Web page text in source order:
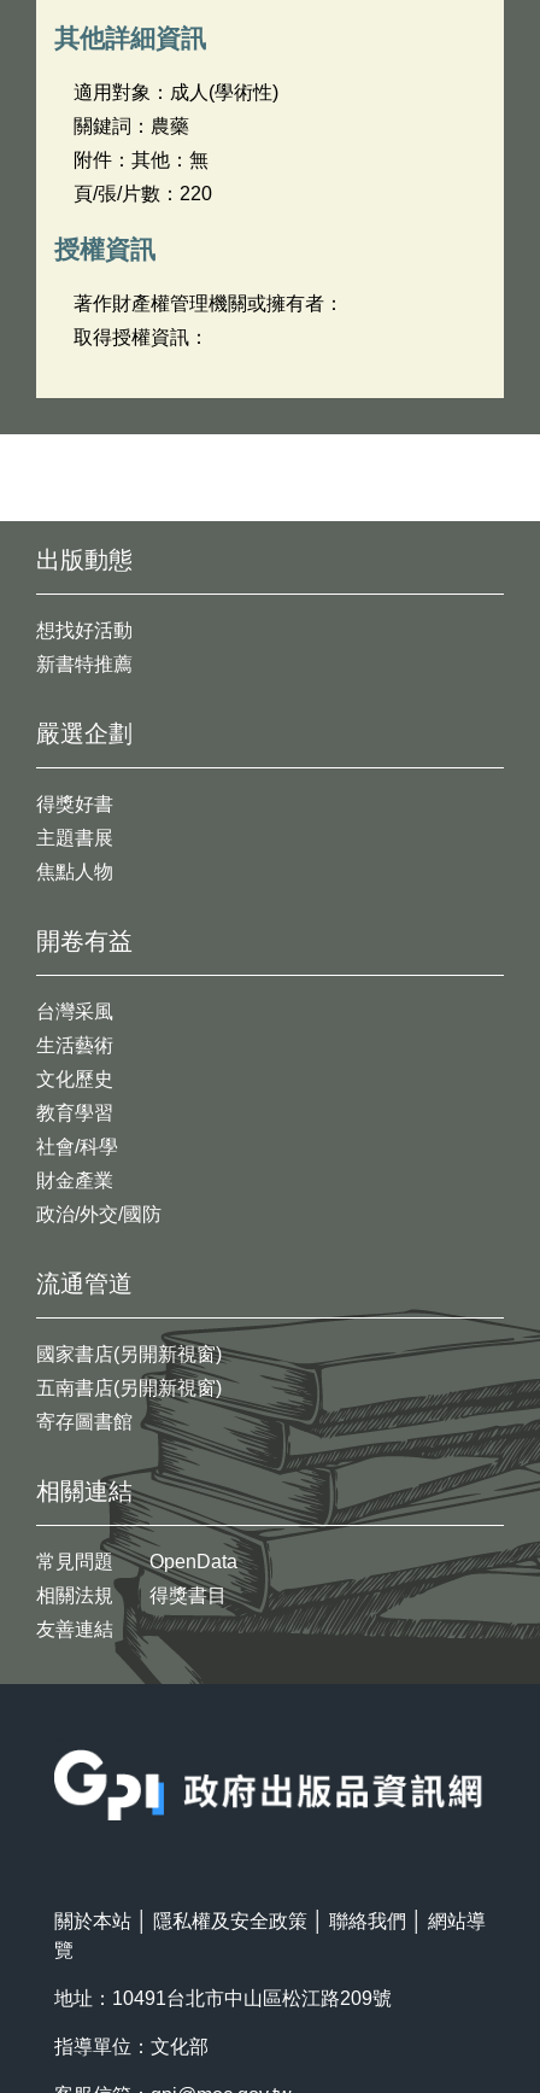
其他詳細資訊
適用對象：成人(學術性)
關鍵詞：農藥
附件：其他：無
頁/張/片數：220
授權資訊
著作財產權管理機關或擁有者：
取得授權資訊：
出版動態
想找好活動
新書特推薦
開卷有益
台灣采風
生活藝術
文化歷史
教育學習
社會/科學
財金產業
政治/外交/國防
嚴選企劃
得獎好書
主題書展
焦點人物
流通管道
國家書店(另開新視窗)
五南書店(另開新視窗)
寄存圖書館
相關連結
常見問題
相關法規
友善連結
OpenData
得獎書目
關於本站 隱私權及安全政策 聯絡我們
網站導
覽
地址：10491台北市中山區松江路209號
指導單位：文化部